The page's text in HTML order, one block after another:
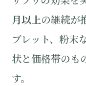
月以上の継続が
ブレット、粉末
状と価格帯のも
す。